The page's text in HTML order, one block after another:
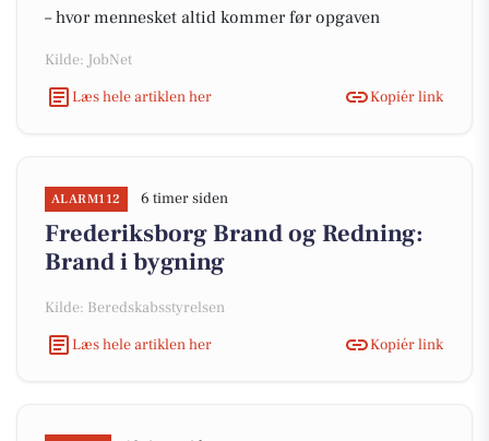
– hvor mennesket altid kommer før opgaven
Kilde: JobNet
Læs hele artiklen her
Kopiér link
ALARM112 6 timer siden
Frederiksborg Brand og Redning:
Brand i bygning
Kilde: Beredskabsstyrelsen
Læs hele artiklen her
Kopiér link